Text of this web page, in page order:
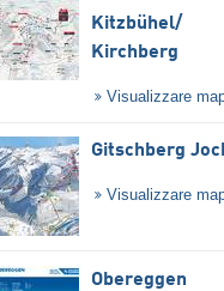
Kitzbühel/​
Kirchberg
Visualizzare
Gitschberg
Visualizzare
Obereggen